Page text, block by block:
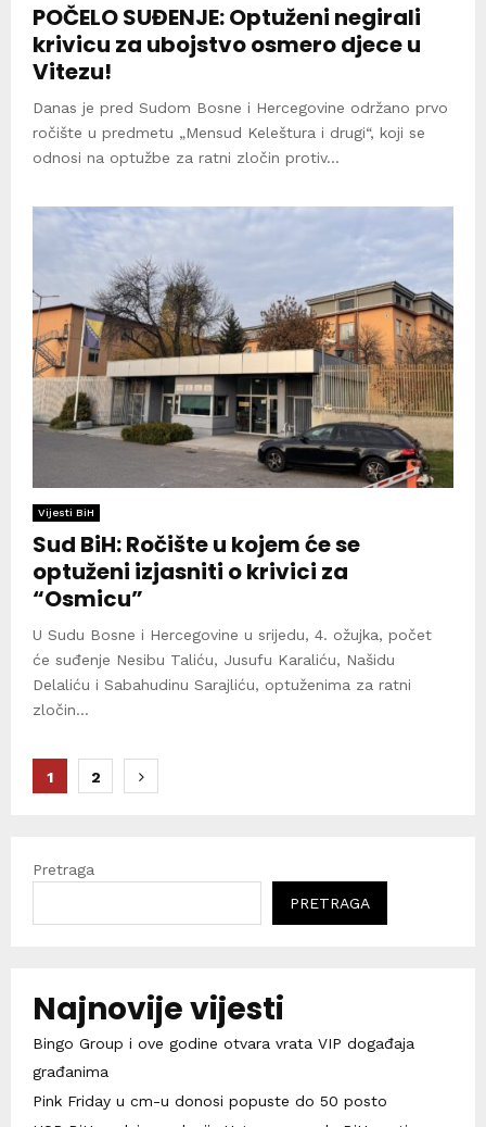
POČELO SUĐENJE: Optuženi negirali
krivicu za ubojstvo osmero djece u
Vitezu!
Danas je pred Sudom Bosne i Hercegovine održano prvo
ročište u predmetu „Mensud Keleštura i drugi“, koji se
odnosi na optužbe za ratni zločin protiv...
Vijesti BiH
Sud BiH: Ročište u kojem će se
optuženi izjasniti o krivici za
“Osmicu”
U Sudu Bosne i Hercegovine u srijedu, 4. ožujka, počet
će suđenje Nesibu Taliću, Jusufu Karaliću, Našidu
Delaliću i Sabahudinu Sarajliću, optuženima za ratni
zločin...
Brojevi
objava
1 2
Pretraga
PRETRAGA
Najnovije vijesti
Bingo Group i ove godine otvara vrata VIP događaja
građanima
Pink Friday u cm-u donosi popuste do 50 posto